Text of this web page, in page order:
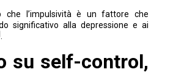
che l’impulsività è un fattore che
significativo alla depressione e ai
su self-control,